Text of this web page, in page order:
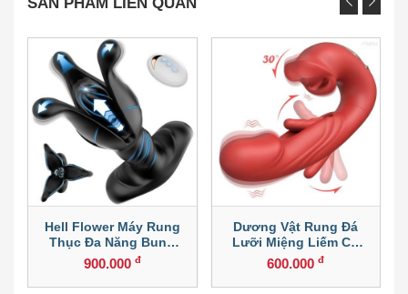
Hell Flower Máy Rung
Thục Đa Năng Bung
Cánh
900.000 đ
Dương Vật Rung Đá
Lưỡi Miệng Liếm Cử
Động Lên Xuống
600.000đ